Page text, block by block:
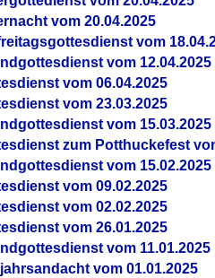
vom 20.04.2025
vom
vom 12.04.2025
vom 06.04.2025
vom 23.03.2025
vom 15.03.2025
zum Potthuckefest
vom 15.02.2025
vom 09.02.2025
vom 02.02.2025
vom 26.01.2025
vom 11.01.2025
vom 01.01.2025